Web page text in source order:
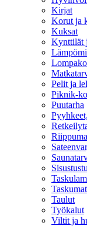
Kirjat
Korut ja
Kuksat
Kynttilät
Pelit ja
Piknik-
Puutarha
Taulut
Työkalut
Viltit ja